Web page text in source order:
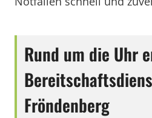
Rund um die Uhr
Fröndenberg